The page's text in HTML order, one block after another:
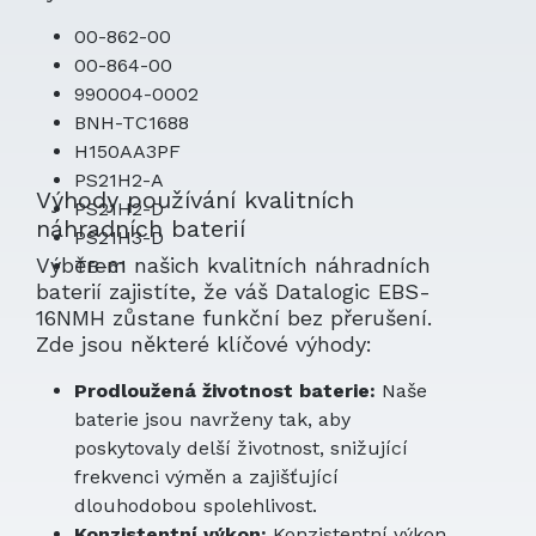
00-862-00
00-864-00
990004-0002
BNH-TC1688
H150AA3PF
PS21H2-A
PS21H2-D
PS21H3-D
TB-61
Výhody používání kvalitních
náhradních baterií
Výběrem našich kvalitních náhradních
baterií zajistíte, že váš Datalogic EBS-
16NMH zůstane funkční bez přerušení.
Zde jsou některé klíčové výhody:
Prodloužená životnost baterie: Naše
baterie jsou navrženy tak, aby
poskytovaly delší životnost, snižující
frekvenci výměn a zajišťující
dlouhodobou spolehlivost.